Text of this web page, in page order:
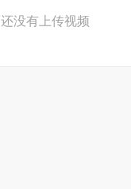
还没有上传视频